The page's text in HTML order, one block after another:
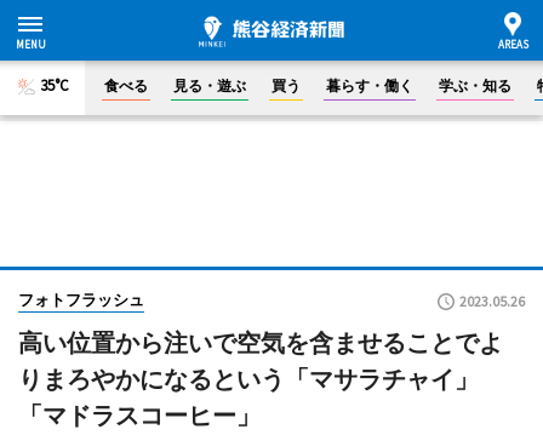
35°C 食べる 見る・遊ぶ 買う 暮らす・働く 学ぶ・知る
フォトフラッシュ 2023.05.26
高い位置から注いで空気を含ませることでよ
りまろやかになるという「マサラチャイ」
「マドラスコーヒー」